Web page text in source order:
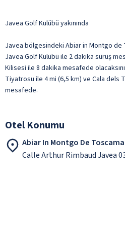
Javea Golf Kulübü yakınında
Javea bölgesindeki Abiar in Montgo de
Javea Golf Kulübü ile 2 dakika sürüş
Kilisesi ile 8 dakika mesafede
Tiyatrosu ile 4 mi (6,5 km) ve Cala dels
mesafede.
Otel Konumu
Abiar In Montgo De
Calle Arthur Rimbaud Javea